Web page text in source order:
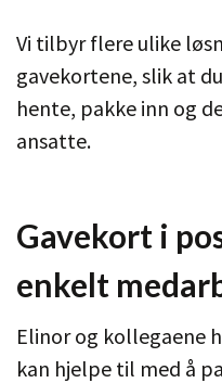
Vi tilbyr flere ulike
gavekortene, slik at
hente, pakke inn og
ansatte.
Gavekort i
enkelt
Elinor og kollegaene
kan hjelpe til med å